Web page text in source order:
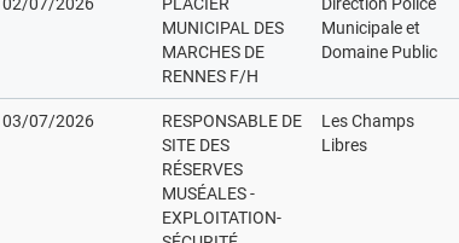
MUNICIPAL DES
MARCHES DE
RENNES F/H
Municipale et
Domaine Public
03/07/2026
RESPONSABLE DE
SITE DES
RÉSERVES
MUSÉALES -
EXPLOITATION-
Les Champs
Libres